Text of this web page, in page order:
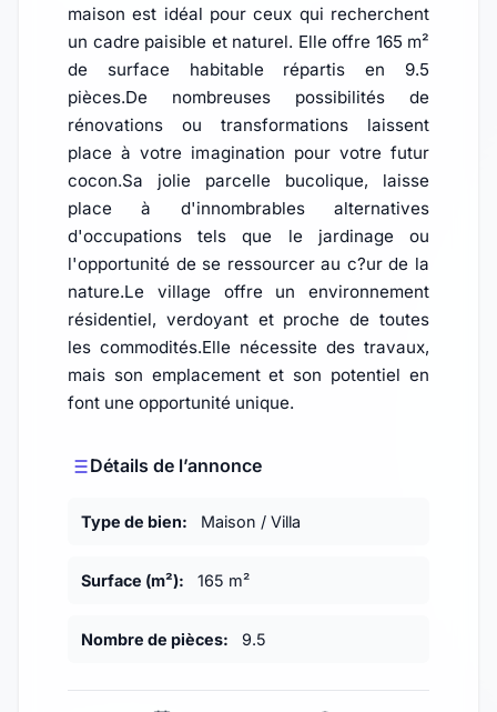
maison est idéal pour ceux qui recherchent
un cadre paisible et naturel. Elle offre 165 m²
de surface habitable répartis en 9.5
pièces.De nombreuses possibilités de
rénovations ou transformations laissent
place à votre imagination pour votre futur
cocon.Sa jolie parcelle bucolique, laisse
place à d'innombrables alternatives
d'occupations tels que le jardinage ou
l'opportunité de se ressourcer au c?ur de la
nature.Le village offre un environnement
résidentiel, verdoyant et proche de toutes
les commodités.Elle nécessite des travaux,
mais son emplacement et son potentiel en
font une opportunité unique.
Détails de l’annonce
Type de bien: Maison / Villa
Surface (m²): 165 m²
Nombre de pièces: 9.5